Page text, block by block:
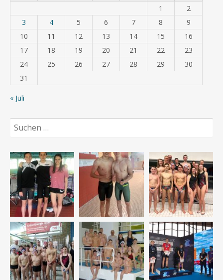
1
2
3
4 5 6 7 8
9
10
11 12 13 14 15
16
17
18 19 20 21 22
23
24
25 26 27 28 29
30
31
« Juli
Suchen
nach: